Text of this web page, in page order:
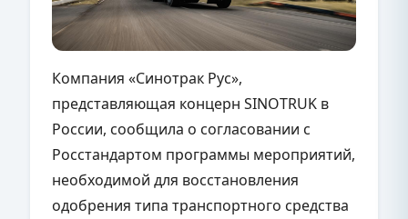
Компания «Синотрак Рус»,
представляющая концерн SINOTRUK в
России, сообщила о согласовании с
Росстандартом программы мероприятий,
необходимой для восстановления
одобрения типа транспортного средства